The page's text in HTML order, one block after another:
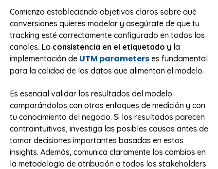
Comienza estableciendo objetivos claros sobre qué
conversiones quieres modelar y asegúrate de que tu
tracking esté correctamente configurado en todos los
canales. La consistencia en el etiquetado y la
implementación de UTM parameters es fundamental
para la calidad de los datos que alimentan el modelo.
Es esencial validar los resultados del modelo
comparándolos con otros enfoques de medición y con
tu conocimiento del negocio. Si los resultados parecen
contraintuitivos, investiga las posibles causas antes de
tomar decisiones importantes basadas en estos
insights. Además, comunica claramente los cambios en
la metodología de atribución a todos los stakeholders